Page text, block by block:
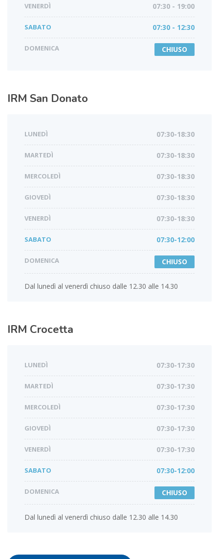
VENERDÌ 07:30 - 19:00
SABATO 07:30 - 12:30
DOMENICA CHIUSO
IRM San Donato
LUNEDÌ 07:30-18:30
MARTEDÌ 07:30-18:30
MERCOLEDÌ 07:30-18:30
GIOVEDÌ 07:30-18:30
VENERDÌ 07:30-18:30
SABATO 07:30-12:00
DOMENICA CHIUSO
Dal lunedì al venerdì chiuso dalle 12.30 alle 14.30
IRM Crocetta
LUNEDÌ 07:30-17:30
MARTEDÌ 07:30-17:30
MERCOLEDÌ 07:30-17:30
GIOVEDÌ 07:30-17:30
VENERDÌ 07:30-17:30
SABATO 07:30-12:00
DOMENICA CHIUSO
Dal lunedì al venerdì chiuso dalle 12.30 alle 14.30